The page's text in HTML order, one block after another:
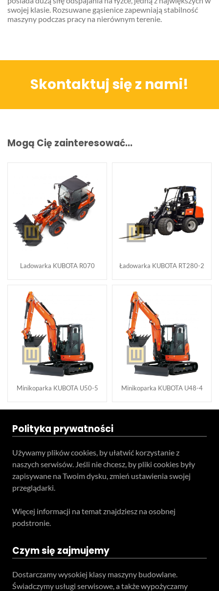
swojej klasie. Rozsuwane gąsienice zapewniają stabilność
maszyny podczas pracy na nierównym terenie.
Skontaktuj się z nami!
Mogą Cię zainteresować...
Ladowarka KUBOTA R070 Ładowarka KUBOTA RT280-2
Minikoparka KUBOTA U50-5 Minikoparka KUBOTA U48-4
Polityka prywatności
Używamy plików cookies, by ułatwić korzystanie z
naszych serwisów. Jeśli nie chcesz, by pliki cookies były
zapisywane na Twoim dysku, zmień ustawienia swojej
przeglądarki.
Więcej informacji na temat znajdziesz na osobnej
podstronie.
Czym się zajmujemy
Dostarczamy wysokiej klasy maszyny budowlane.
Świadczymy usługi serwisowe, a także wypożyczamy